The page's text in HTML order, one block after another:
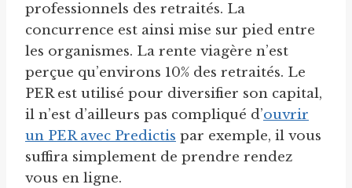
professionnels des retraités. La
concurrence est ainsi mise sur pied entre
les organismes. La rente viagère n’est
perçue qu’environs 10% des retraités. Le
PER est utilisé pour diversifier son capital,
il n’est d’ailleurs pas compliqué d’ouvrir
un PER avec Predictis par exemple, il vous
suffira simplement de prendre rendez
vous en ligne.